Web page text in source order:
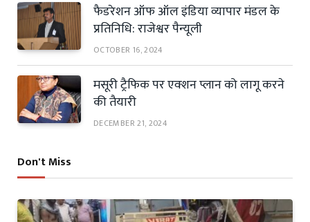
फैडरेशन ऑफ ऑल इंडिया व्यापार मंडल के
प्रतिनिधि: राजेश्वर पैन्यूली
OCTOBER 16, 2024
मसूरी ट्रैफिक पर एक्शन प्लान को लागू करने
की तैयारी
DECEMBER 21, 2024
Don't Miss